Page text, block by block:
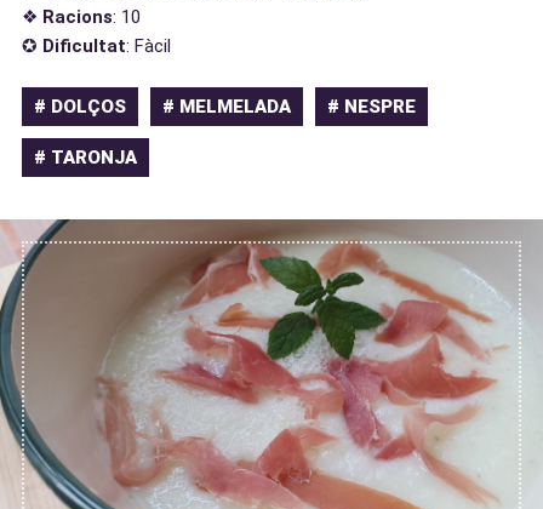
❖ Racions: 10
✪ Dificultat: Fàcil
# DOLÇOS # MELMELADA # NESPRE
# TARONJA